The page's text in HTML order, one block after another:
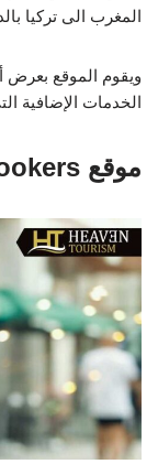
المغرب الى تركيا
ويقوم الموقع بعرض
الخدمات الإضافية
موقع ebookers: